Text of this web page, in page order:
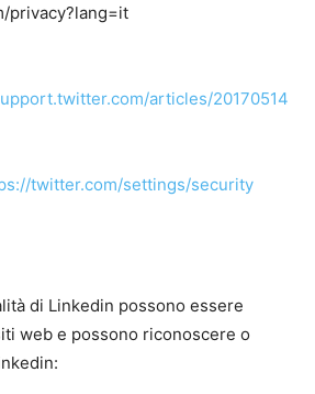
privacy?lang=it
articles/20170514
twitter.com/settings/security
di Linkedin possono essere
web e possono riconoscere o